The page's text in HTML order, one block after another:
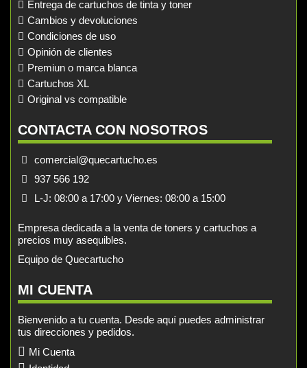
Entrega de cartuchos de tinta y toner
Cambios y devoluciones
Condiciones de uso
Opinión de clientes
Premiun o marca blanca
Cartuchos XL
Original vs compatible
CONTACTA CON NOSOTROS
comercial@quecartucho.es
937 566 192
L-J: 08:00 a 17:00 y Viernes: 08:00 a 15:00
Empresa dedicada a la venta de toners y cartuchos a
precios muy asequibles.
Equipo de Quecartucho
MI CUENTA
Bienvenido a tu cuenta. Desde aquí puedes administrar
tus direcciones y pedidos.
Mi Cuenta